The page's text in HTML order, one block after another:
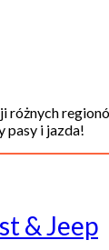
pasy i jazda!
& Jeep